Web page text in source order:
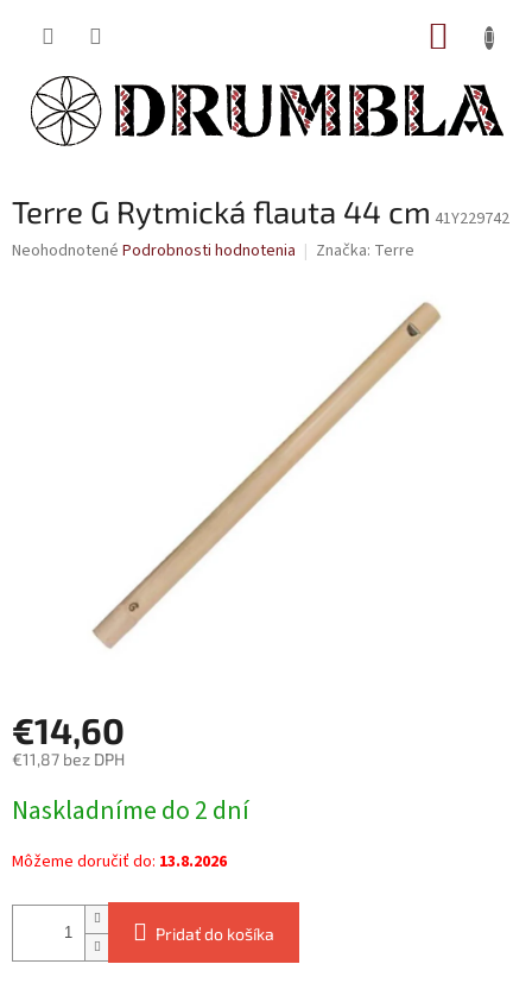
Terre G Rytmická flauta 44 cm 41Y229742
Priemerné
Neohodnotené Podrobnosti hodnotenia Značka: Terre
€14,60
€11,87 bez DPH
cena:
Naskladníme do 2 dní
Môžeme doručiť do: 13.8.2026
Pridať do košíka